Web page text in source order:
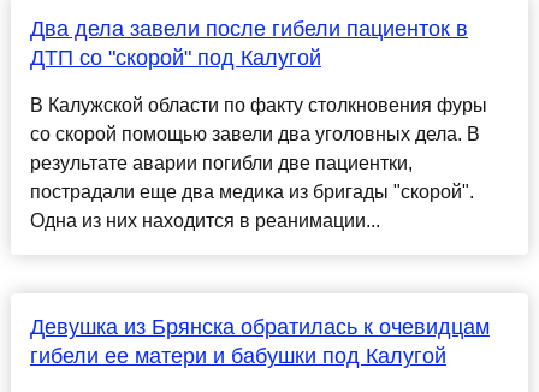
Два дела завели после гибели пациенток в
ДТП со "скорой" под Калугой
В Калужской области по факту столкновения фуры
со скорой помощью завели два уголовных дела. В
результате аварии погибли две пациентки,
пострадали еще два медика из бригады "скорой".
Одна из них находится в реанимации...
Девушка из Брянска обратилась к очевидцам
гибели ее матери и бабушки под Калугой